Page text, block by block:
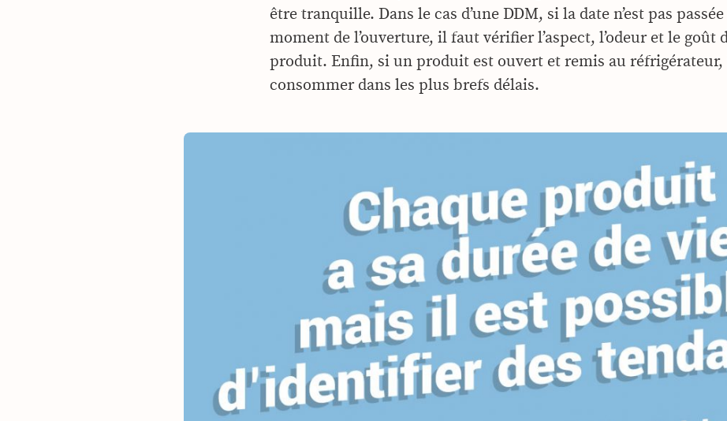
être tranquille. Dans le cas d’une DDM, si la date n’est pas passée
moment de l’ouverture, il faut vérifier l’aspect, l’odeur et le goût
produit. Enfin, si un produit est ouvert et remis au
consommer dans les plus brefs délais.